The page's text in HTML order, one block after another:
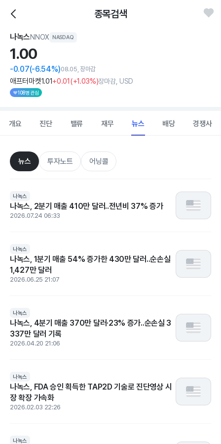
종목검색
나녹스NNOX NASDAQ
1.00
-0.07(-6.54%)08.05, 장마감
애프터마켓1.01+0.01(+1.03%)장마감, USD
108명 관심
개요 진단 밸류 재무 뉴스 배당 경쟁사
뉴스 투자노트 어닝콜
나녹스
나녹스, 2분기 매출 410만 달러..전년비 37% 증가
2026.07.24 06:33
나녹스
나녹스, 1분기 매출 54% 증가한 430만 달러..순손실
1,427만 달러
2026.06.25 21:07
나녹스
나녹스, 4분기 매출 370만 달러·23% 증가..순손실 3
337만 달러 기록
2026.04.20 21:06
나녹스
나녹스, FDA 승인 획득한 TAP2D 기술로 진단영상 시
장 확장 가속화
2026.02.03 22:26
나녹스